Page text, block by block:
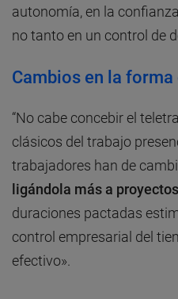
autonomía, en la
no tanto en un control de
Cambios en la
“No cabe concebir el
clásicos del trabajo
trabajadores han de
ligándola más a
duraciones pactadas
control empresarial del
efectivo».